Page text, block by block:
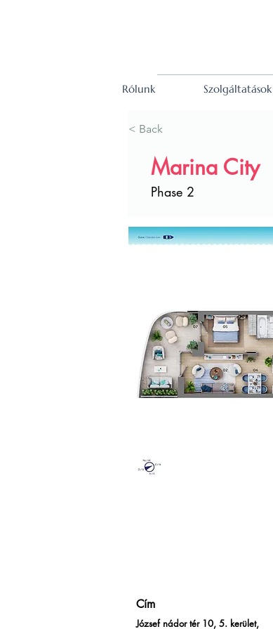
Rólunk Szolgáltatások
< Back
Marina City
Phase 2
Cím
József nádor tér 10, 5. kerület,